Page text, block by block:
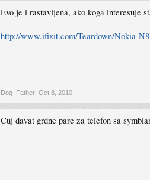
Evo je i rastavljena, ako koga interesuje
http://www.ifixit.com/Teardown/Nokia-
Dog_Father Oct 8, 2010
Cuj davat grdne pare za telefon sa